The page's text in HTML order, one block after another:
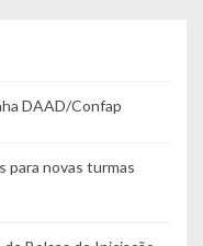
DAAD/Confap
para novas turmas